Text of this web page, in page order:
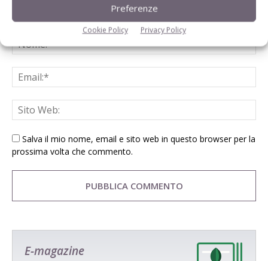
Preferenze
Cookie Policy Privacy Policy
Salva il mio nome, email e sito web in questo browser per la
prossima volta che commento.
E-magazine